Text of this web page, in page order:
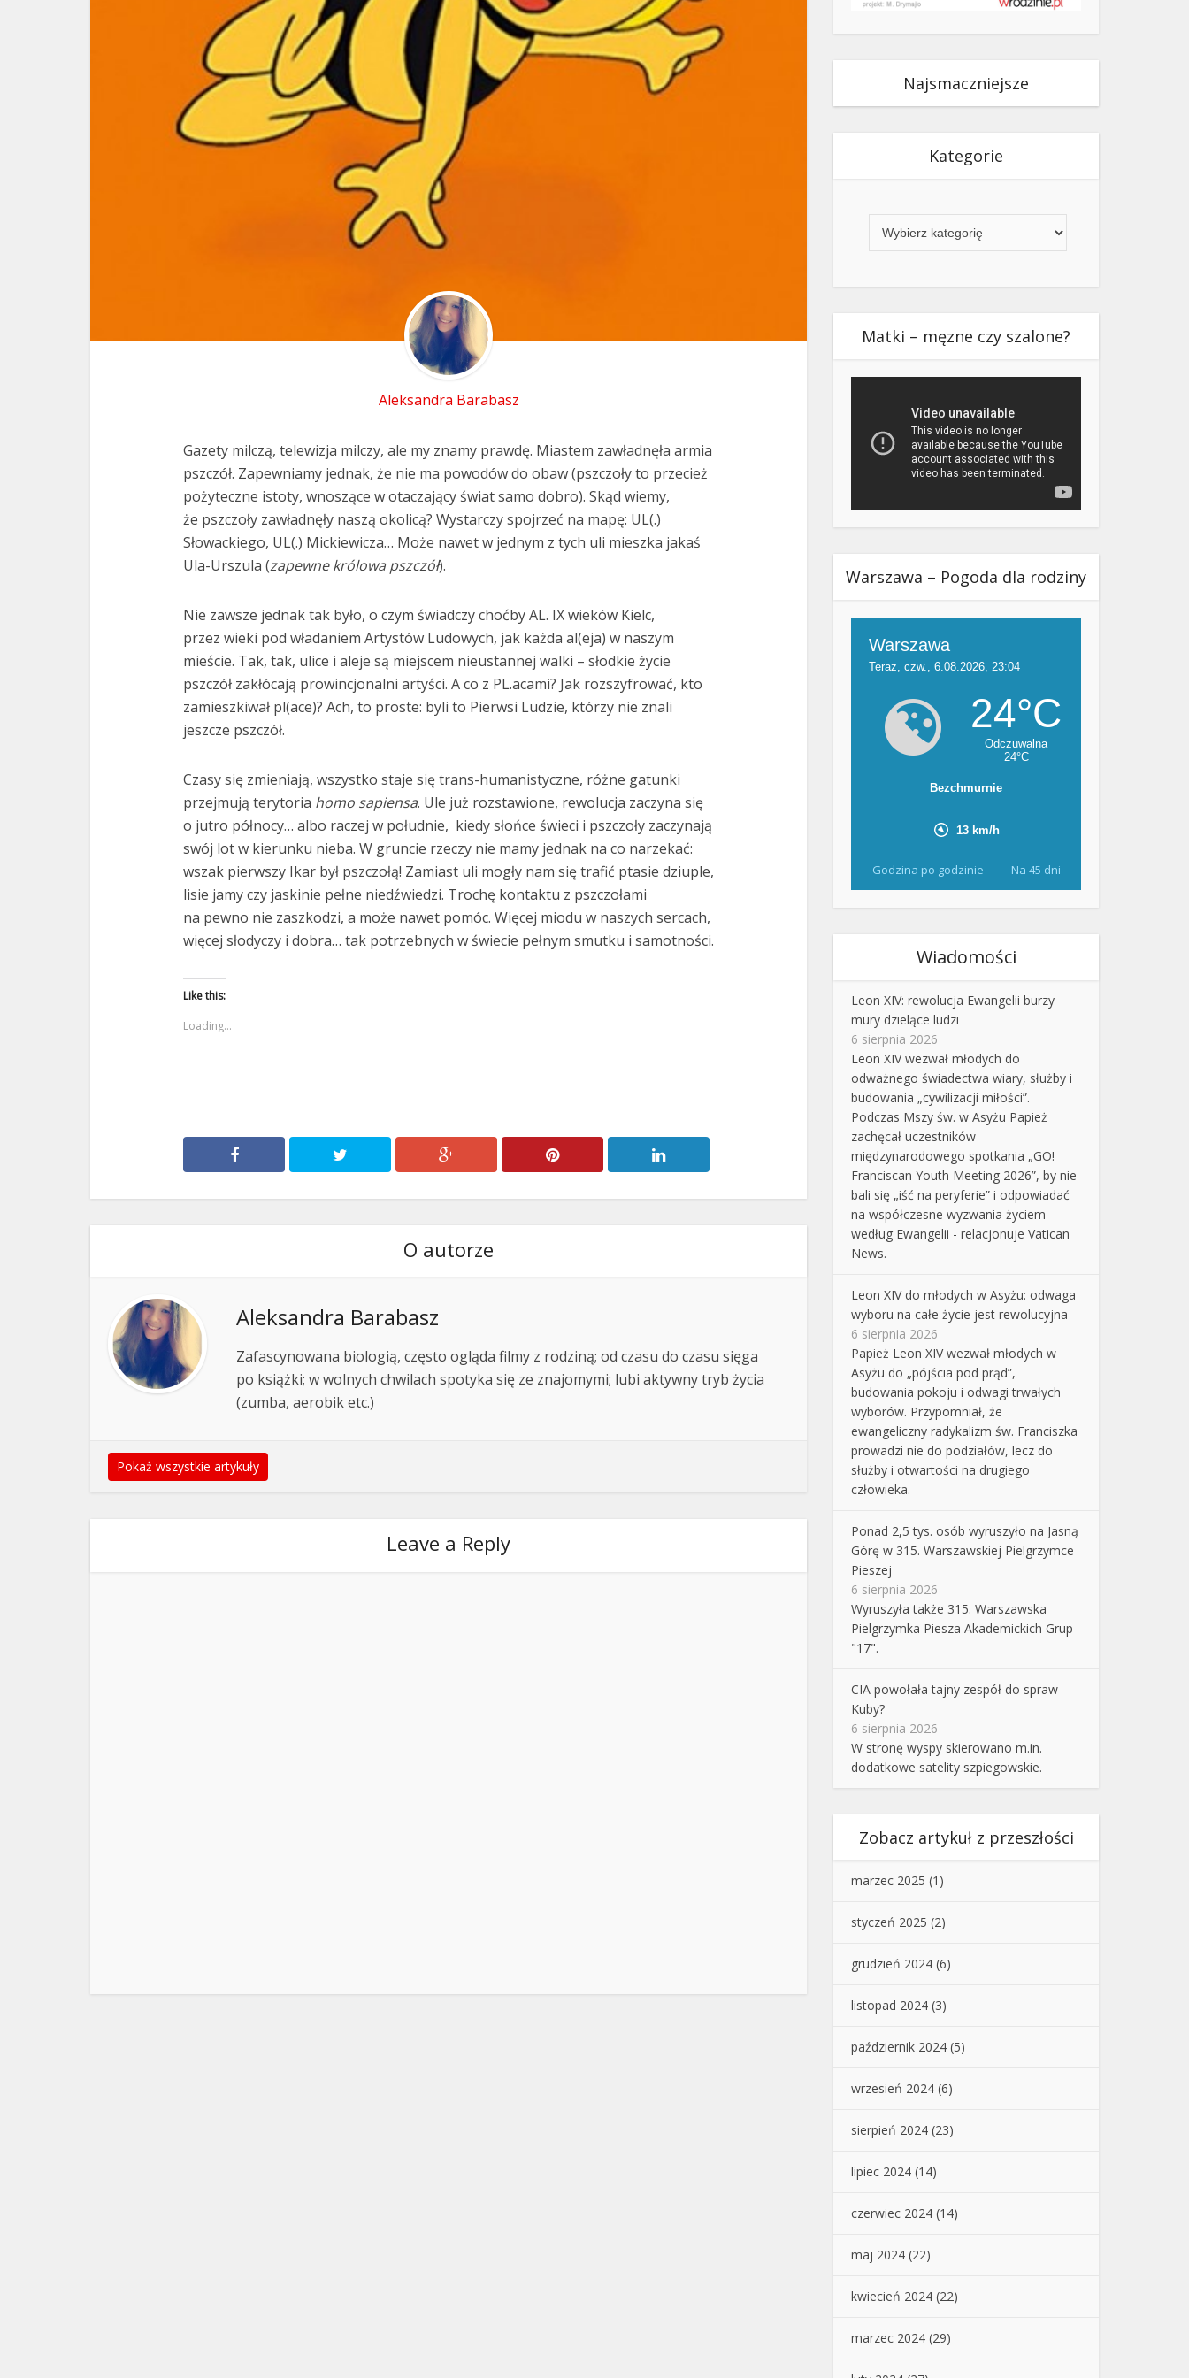
Aleksandra Barabasz
Gazety milczą, telewizja milczy, ale my znamy prawdę. Miastem zawładnęła armia
pszczół. Zapewniamy jednak, że nie ma powodów do obaw (pszczoły to przecież
pożyteczne istoty, wnoszące w otaczający świat samo dobro). Skąd wiemy,
że pszczoły zawładnęły naszą okolicą? Wystarczy spojrzeć na mapę: UL(.)
Słowackiego, UL(.) Mickiewicza… Może nawet w jednym z tych uli mieszka jakaś
Ula-Urszula (zapewne królowa pszczół).
Nie zawsze jednak tak było, o czym świadczy choćby AL. IX wieków Kielc,
przez wieki pod władaniem Artystów Ludowych, jak każda al(eja) w naszym
mieście. Tak, tak, ulice i aleje są miejscem nieustannej walki – słodkie życie
pszczół zakłócają prowincjonalni artyści. A co z PL.acami? Jak rozszyfrować, kto
zamieszkiwał pl(ace)? Ach, to proste: byli to Pierwsi Ludzie, którzy nie znali
jeszcze pszczół.
Czasy się zmieniają, wszystko staje się trans-humanistyczne, różne gatunki
przejmują terytoria homo sapiensa. Ule już rozstawione, rewolucja zaczyna się
o jutro północy… albo raczej w południe, kiedy słońce świeci i pszczoły zaczynają
swój lot w kierunku nieba. W gruncie rzeczy nie mamy jednak na co narzekać:
wszak pierwszy Ikar był pszczołą! Zamiast uli mogły nam się trafić ptasie dziuple,
lisie jamy czy jaskinie pełne niedźwiedzi. Trochę kontaktu z pszczołami
na pewno nie zaszkodzi, a może nawet pomóc. Więcej miodu w naszych sercach,
więcej słodyczy i dobra… tak potrzebnych w świecie pełnym smutku i samotności.
Like this:
Loading...
O autorze
Aleksandra Barabasz
Zafascynowana biologią, często ogląda filmy z rodziną; od czasu do czasu sięga
po książki; w wolnych chwilach spotyka się ze znajomymi; lubi aktywny tryb życia
(zumba, aerobik etc.)
Pokaż wszystkie artykuły
Leave a Reply
Najsmaczniejsze
Kategorie
Matki – męzne czy szalone?
Warszawa – Pogoda dla rodziny
Godzina po godzinie Na 45 dni
Wiadomości
Leon XIV: rewolucja Ewangelii burzy
mury dzielące ludzi
6 sierpnia 2026
Leon XIV wezwał młodych do
odważnego świadectwa wiary, służby i
budowania „cywilizacji miłości”.
Podczas Mszy św. w Asyżu Papież
zachęcał uczestników
międzynarodowego spotkania „GO!
Franciscan Youth Meeting 2026”, by nie
bali się „iść na peryferie” i odpowiadać
na współczesne wyzwania życiem
według Ewangelii - relacjonuje Vatican
News.
Leon XIV do młodych w Asyżu: odwaga
wyboru na całe życie jest rewolucyjna
6 sierpnia 2026
Papież Leon XIV wezwał młodych w
Asyżu do „pójścia pod prąd”,
budowania pokoju i odwagi trwałych
wyborów. Przypomniał, że
ewangeliczny radykalizm św. Franciszka
prowadzi nie do podziałów, lecz do
służby i otwartości na drugiego
człowieka.
Ponad 2,5 tys. osób wyruszyło na Jasną
Górę w 315. Warszawskiej Pielgrzymce
Pieszej
6 sierpnia 2026
Wyruszyła także 315. Warszawska
Pielgrzymka Piesza Akademickich Grup
"17".
CIA powołała tajny zespół do spraw
Kuby?
6 sierpnia 2026
W stronę wyspy skierowano m.in.
dodatkowe satelity szpiegowskie.
Zobacz artykuł z przeszłości
marzec 2025 (1)
styczeń 2025 (2)
grudzień 2024 (6)
listopad 2024 (3)
październik 2024 (5)
wrzesień 2024 (6)
sierpień 2024 (23)
lipiec 2024 (14)
czerwiec 2024 (14)
maj 2024 (22)
kwiecień 2024 (22)
marzec 2024 (29)